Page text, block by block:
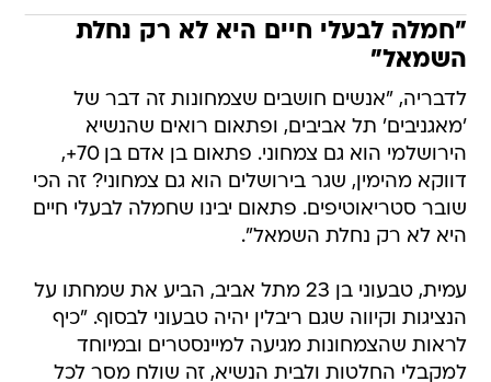
"חמלה לבעלי חיים היא לא רק נחלת
השמאל"
לדבריה, "אנשים חושבים שצמחונות זה דבר של
'מאגניבים' תל אביבים, ופתאום רואים שהנשיא
הירושלמי הוא גם צמחוני. פתאום בן אדם בן 70+,
דווקא מהימין, שגר בירושלים הוא גם צמחוני? זה הכי
שובר סטריאוטיפים. פתאום יבינו שחמלה לבעלי חיים
היא לא רק נחלת השמאל".
עמית, טבעוני בן 23 מתל אביב, הביע את שמחתו על
הנציגות וקיווה שגם ריבלין יהיה טבעוני לבסוף. "כיף
לראות שהצמחונות מגיעה למיינסטרים ובמיוחד
למקבלי החלטות ולבית הנשיא, זה שולח מסר לכל